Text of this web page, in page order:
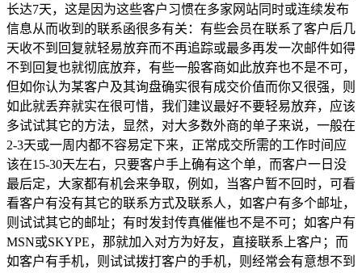
长达7天，这是因为这些客户习惯在多家网站同时或连续发布
信息从而收到的联系函很多有关：有些会员在联系了客户后几
天收不到回复就轻易放弃而不再追踪或最多再发一次邮件如得
不到回复也就彻底放弃，有些一般客商如此放弃也不是不可，
但如你认为某客户及其询盘确实很有成交价值而你又很强，则
如此就丢弃就实在很可惜，我们建议最好不要轻易放弃，应该
多试试其它的方法，显然，对大多数外商的单子来说，一般在
2-3天或一周内都不容易定下来，正常成交所需的工作时间应
该在15-30天左右，只要客户手上确有这个单，而客户一日没
最后定，大家都有机会来争取，例如，当客户暂不回时，可看
看客户有没有其它的联系方式及联系人，如客户有多个邮址，
则试试其它的邮址；有时发封传真催催也不是不可；如客户有
MSN或SKYPE，那就加入对方为好友，直接联系上客户；而
如客户有手机，则试试拨打客户的手机，则经常会有意想不到